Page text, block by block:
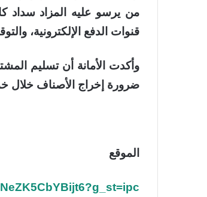
قنوات الدفع الإلكترونية،
وأكدت الأمانة أن تسليم
ضرورة إخراج الأصناف خلال
الموقع